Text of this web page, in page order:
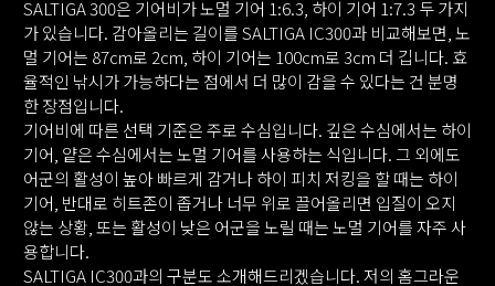
SALTIGA 300은 기어비가 노멀 기어 1:6.3, 하이 기어 1:7.3 두 가지
가 있습니다. 감아올리는 길이를 SALTIGA IC300과 비교해보면, 노
멀 기어는 87cm로 2cm, 하이 기어는 100cm로 3cm 더 깁니다. 효
율적인 낚시가 가능하다는 점에서 더 많이 감을 수 있다는 건 분명
한 장점입니다.
기어비에 따른 선택 기준은 주로 수심입니다. 깊은 수심에서는 하이
기어, 얕은 수심에서는 노멀 기어를 사용하는 식입니다. 그 외에도
어군의 활성이 높아 빠르게 감거나 하이 피치 저킹을 할 때는 하이
기어, 반대로 히트존이 좁거나 너무 위로 끌어올리면 입질이 오지
않는 상황, 또는 활성이 낮은 어군을 노릴 때는 노멀 기어를 자주 사
용합니다.
SALTIGA IC300과의 구분도 소개해드리겠습니다. 저의 홈그라운